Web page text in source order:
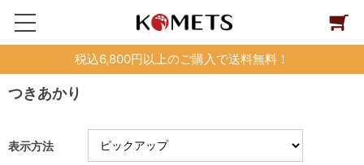
税込6,800円以上のご購入で送料無料！
つきあかり
表示方法